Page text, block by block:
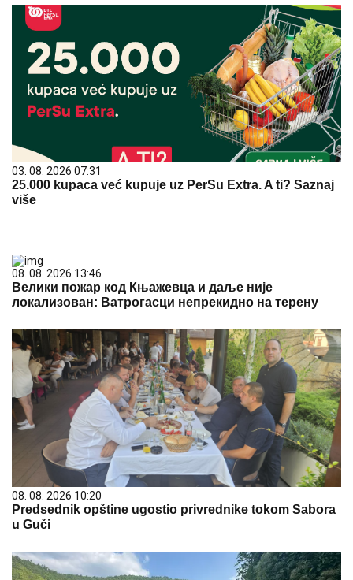
03. 08. 2026 07:31
25.000 kupaca već kupuje uz PerSu Extra. A ti? Saznaj
više
08. 08. 2026 13:46
Велики пожар код Књажевца и даље није
локализован: Ватрогасци непрекидно на терену
08. 08. 2026 10:20
Predsednik opštine ugostio privrednike tokom Sabora
u Guči